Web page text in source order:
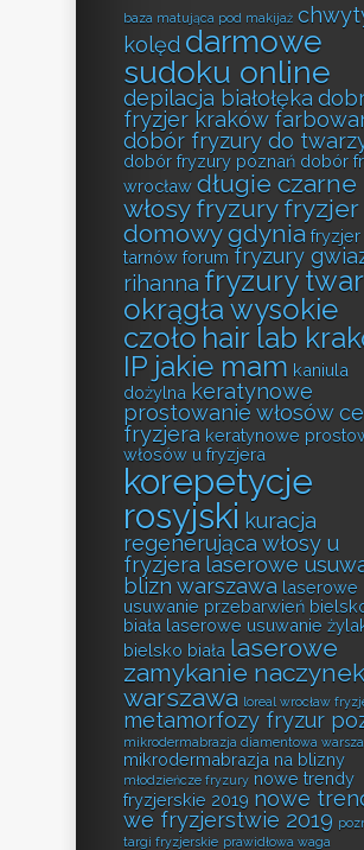
baza matująca pod makijaż
kolęd darmowe
sudoku online
depilacja białołęka
fryzjer kraków
dobór fryzury do
dobór fryzury poznań dobór
wrocław długie czarne
włosy fryzury fryzjer
domowy gdynia fryzjer
tarnów forum fryzury
rihanna fryzury
okrągła wysokie
czoło hair lab
IP jakie mam kaniula
dożylna keratynowe
prostowanie włosów
fryzjera keratynowe
włosów u fryzjera
korepetycje
rosyjski kuracja
regenerująca włosy u
fryzjera laserowe
blizn warszawa laserowe
usuwanie przebarwień
biała laserowe usuwanie
bielsko biała laserowe
zamykanie naczynek
warszawa loreal wrocław
metamorfozy fryzur
mikrodermabrazja diamentowa
mikrodermabrazja na blizny
młodzieńcze fryzury nowe trendy
fryzjerskie 2019 nowe
we fryzjerstwie 2019
targi fryzjerskie prawidłowa waga